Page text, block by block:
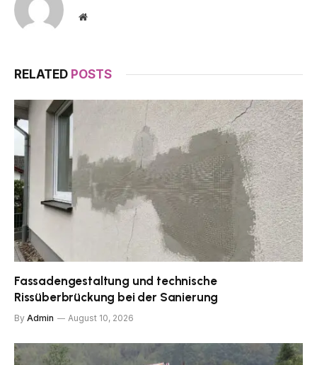
Website
RELATED POSTS
Fassadengestaltung und technische
Rissüberbrückung bei der Sanierung
By Admin August 10, 2026